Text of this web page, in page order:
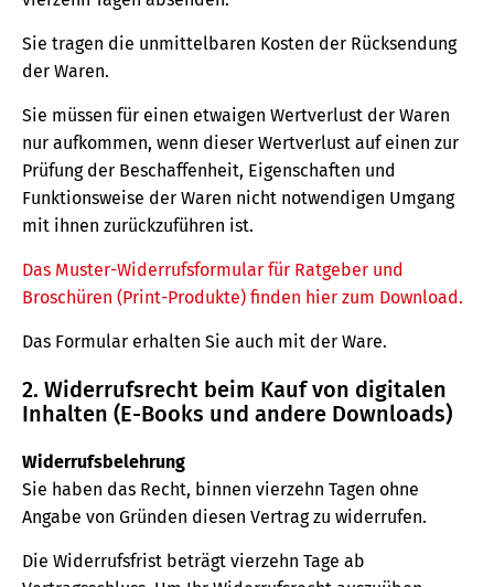
Sie tragen die unmittelbaren Kosten der Rücksendung
der Waren.
Sie müssen für einen etwaigen Wertverlust der Waren
nur aufkommen, wenn dieser Wertverlust auf einen zur
Prüfung der Beschaffenheit, Eigenschaften und
Funktionsweise der Waren nicht notwendigen Umgang
mit ihnen zurückzuführen ist.
Das Muster-Widerrufsformular für Ratgeber und
Broschüren (Print-Produkte) finden hier zum Download.
Das Formular erhalten Sie auch mit der Ware.
2. Widerrufsrecht beim Kauf von digitalen
Inhalten (E-Books und andere Downloads)
Widerrufsbelehrung
Sie haben das Recht, binnen vierzehn Tagen ohne
Angabe von Gründen diesen Vertrag zu widerrufen.
Die Widerrufsfrist beträgt vierzehn Tage ab